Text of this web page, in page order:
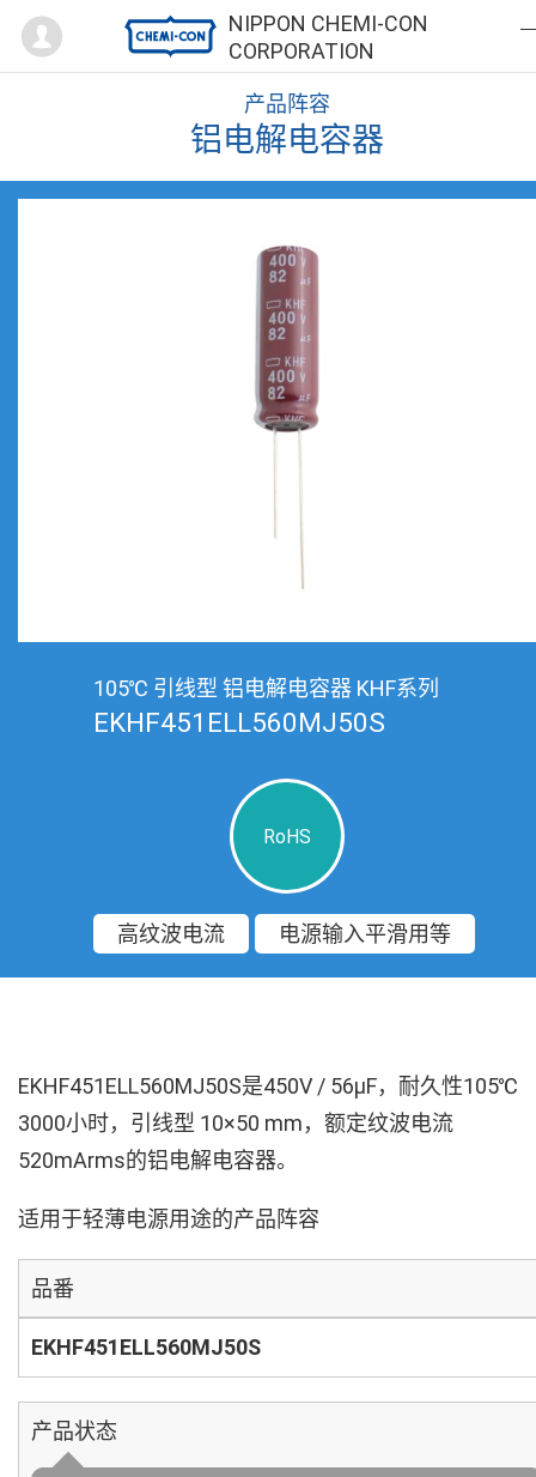
NIPPON CHEMI-CON
CORPORATION
Mypage
产品阵容
铝电解电容器
105℃ 引线型 铝电解电容器 KHF系列
EKHF451ELL560MJ50S
RoHS
高纹波电流 电源输入平滑用等
EKHF451ELL560MJ50S是450V / 56µF，耐久性105℃
3000小时，引线型 10×50 mm，额定纹波电流
520mArms的铝电解电容器。
适用于轻薄电源用途的产品阵容
品番
EKHF451ELL560MJ50S
产品状态